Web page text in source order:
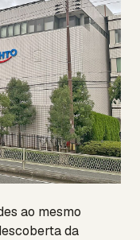
ao mesmo
da